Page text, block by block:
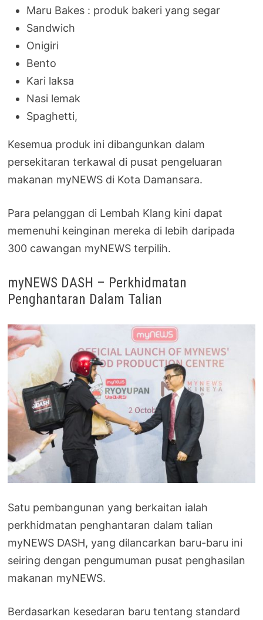
Maru Bakes : produk bakeri yang segar
Sandwich
Onigiri
Bento
Kari laksa
Nasi lemak
Spaghetti,
Kesemua produk ini dibangunkan dalam
persekitaran terkawal di pusat pengeluaran
makanan myNEWS di Kota Damansara.
Para pelanggan di Lembah Klang kini dapat
memenuhi keinginan mereka di lebih daripada
300 cawangan myNEWS terpilih.
myNEWS DASH – Perkhidmatan
Penghantaran Dalam Talian
Satu pembangunan yang berkaitan ialah
perkhidmatan penghantaran dalam talian
myNEWS DASH, yang dilancarkan baru-baru ini
seiring dengan pengumuman pusat penghasilan
makanan myNEWS.
Berdasarkan kesedaran baru tentang standard